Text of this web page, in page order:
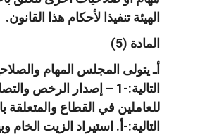
الهيئة تنفيذا لأحكام هذا القانون.
المادة (5)
أـ يتولى المجلس المهام
التالية:-1 – إصدار الرخص
للعاملين في القطاع والمتعلقة
التالية:-أ. استيراد الزيت الخام